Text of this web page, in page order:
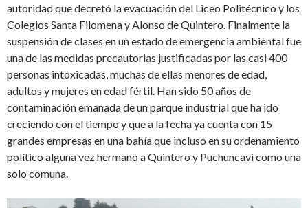
autoridad que decretó la evacuación del Liceo Politécnico y los
Colegios Santa Filomena y Alonso de Quintero. Finalmente la
suspensión de clases en un estado de emergencia ambiental fue
una de las medidas precautorias justificadas por las casi 400
personas intoxicadas, muchas de ellas menores de edad,
adultos y mujeres en edad fértil. Han sido 50 años de
contaminación emanada de un parque industrial que ha ido
creciendo con el tiempo y que a la fecha ya cuenta con 15
grandes empresas en una bahía que incluso en su ordenamiento
político alguna vez hermanó a Quintero y Puchuncaví como una
solo comuna.